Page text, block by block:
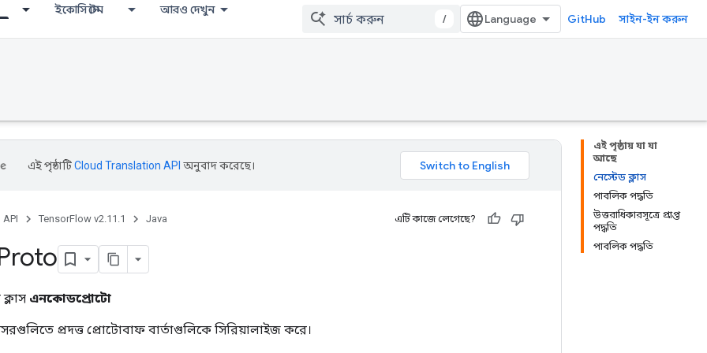
ইকোসিস্টেম আরও দেখুন
/ GitHub সাইন-ইন করুন
এই পৃষ্ঠায় যা যা
আছে
নেস্টেড ক্লাস
পাবলিক পদ্ধতি
উত্তরাধিকারসূত্রে প্রাপ্ত
পদ্ধতি
পাবলিক পদ্ধতি
এই পৃষ্ঠাটিCloud Translation API অনুবাদ করেছে।
API TensorFlow v2.11.1 Java এটি কাজে লেগেছে?
এনকোডপ্রোটো
প্রদত্ত প্রোটোবাফ বার্তাগুলিকে সিরিয়ালাইজ করে।